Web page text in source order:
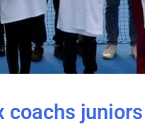
coachs juniors